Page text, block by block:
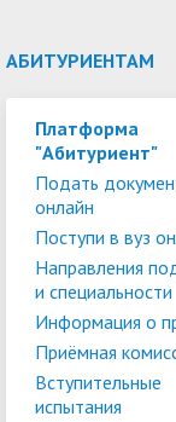
АБИТУРИЕНТАМ
Платформа
"Абитуриент"
Подать
онлайн
Поступи в вуз
Направления
и специальности
Информация о
Приёмная
Вступительные
испытания